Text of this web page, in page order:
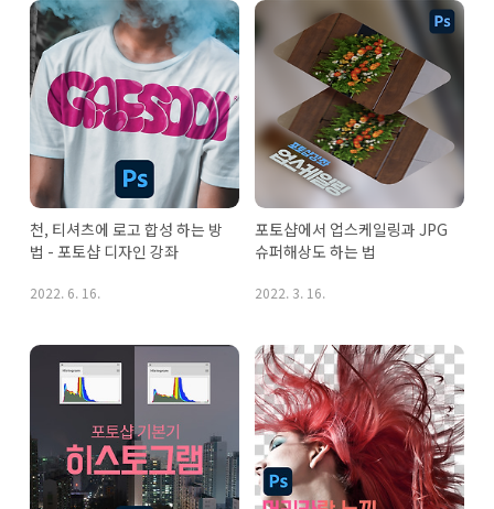
천, 티셔츠에 로고 합성 하는 방
법 - 포토샵 디자인 강좌
2022. 6. 16.
포토샵에서 업스케일링과 JPG
슈퍼해상도 하는 법
2022. 3. 16.